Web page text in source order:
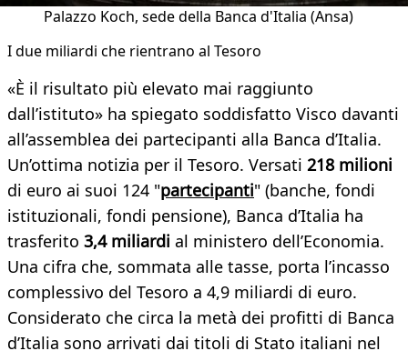
Palazzo Koch, sede della Banca d'Italia (Ansa)
I due miliardi che rientrano al Tesoro
«È il risultato più elevato mai raggiunto
dall’istituto» ha spiegato soddisfatto Visco davanti
all’assemblea dei partecipanti alla Banca d’Italia.
Un’ottima notizia per il Tesoro. Versati 218 milioni
di euro ai suoi 124 "partecipanti" (banche, fondi
istituzionali, fondi pensione), Banca d’Italia ha
trasferito 3,4 miliardi al ministero dell’Economia.
Una cifra che, sommata alle tasse, porta l’incasso
complessivo del Tesoro a 4,9 miliardi di euro.
Considerato che circa la metà dei profitti di Banca
d’Italia sono arrivati dai titoli di Stato italiani nel